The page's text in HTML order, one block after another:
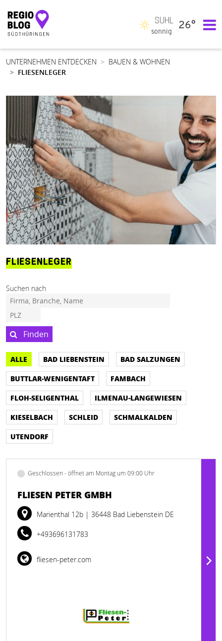
Hauptnavigation
SUHL
sonnig
26°
UNTERNEHMEN ENTDECKEN
BAUEN & WOHNEN
FLIESENLEGER
FLIESENLEGER
Suchen nach
Finden
ALLE BAD LIEBENSTEIN
BAD SALZUNGEN
BUTTLAR-WENIGENTAFT
FAMBACH
FLOH-SELIGENTHAL
ILMENAU-LANGEWIESEN
KIESELBACH
SCHLEID
SCHMALKALDEN
UTENDORF
Geschlossen - öffnet am Montag um 09:00 Uhr
FLIESEN PETER GMBH
Marienthal 12b | 36448 Bad Liebenstein DE
+493696131783
fliesen-peter.com